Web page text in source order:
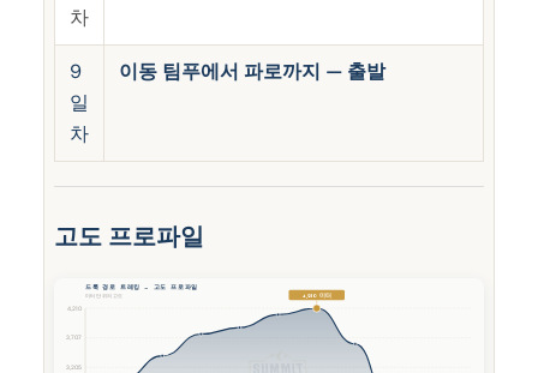
차
9
일
차
이동 팀푸에서 파로까지 — 출발
고도 프로파일
드룩 경로 트레킹 — 고도 프로파일
미터 단위의 고도
3,205
3,707
4,210
4,210 미터